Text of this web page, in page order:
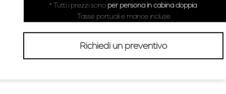
* Tutti i prezzi sono per persona in cabina doppia.
Tasse portuali e mance incluse
Richiedi un preventivo